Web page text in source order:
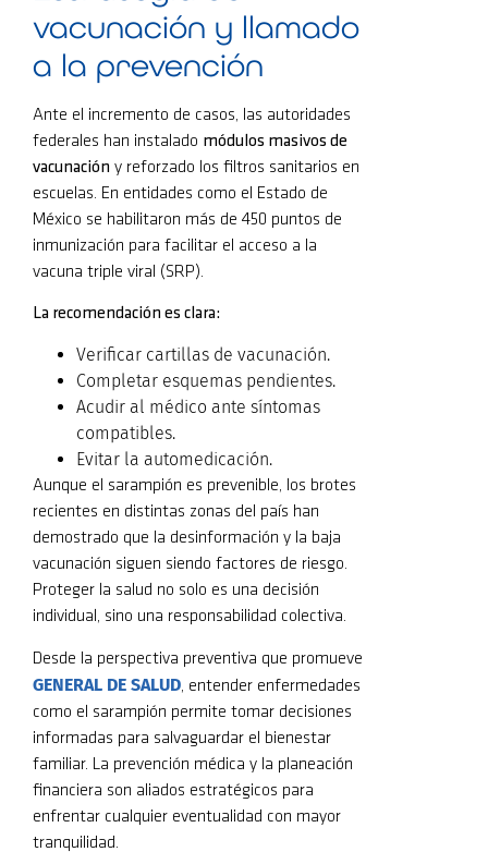
vacunación y llamado
a la prevención
Ante el incremento de casos, las autoridades
federales han instalado módulos masivos de
vacunación y reforzado los filtros sanitarios en
escuelas. En entidades como el Estado de
México se habilitaron más de 450 puntos de
inmunización para facilitar el acceso a la
vacuna triple viral (SRP).
La recomendación es clara:
Verificar cartillas de vacunación.
Completar esquemas pendientes.
Acudir al médico ante síntomas
compatibles.
Evitar la automedicación.
Aunque el sarampión es prevenible, los brotes
recientes en distintas zonas del país han
demostrado que la desinformación y la baja
vacunación siguen siendo factores de riesgo.
Proteger la salud no solo es una decisión
individual, sino una responsabilidad colectiva.
Desde la perspectiva preventiva que promueve
GENERAL DE SALUD, entender enfermedades
como el sarampión permite tomar decisiones
informadas para salvaguardar el bienestar
familiar. La prevención médica y la planeación
financiera son aliados estratégicos para
enfrentar cualquier eventualidad con mayor
tranquilidad.